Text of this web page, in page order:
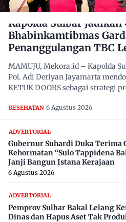
Kapolda Sulbar Jadikan
Bhabinkamtibmas
Penanggulangan TBC
DOORS di 650 Desa
MAMUJU, Mekora.id – Kapolda
Pol. Adi Deriyan Jayamarta
KETUK DOORS sebagai strategi
KESEHATAN 6 Agustus 2026
ADVERTORIAL
Gubernur Suhardi Duka Terima
Kehormatan “Sulo Tappidena
Janji Bangun Istana Kerajaan
6 Agustus 2026
ADVERTORIAL
Pemprov Sulbar Bakal Lelang
Dinas dan Hapus Aset Tak